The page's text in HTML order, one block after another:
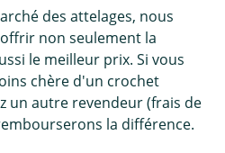
des attelages, nous
non seulement la
le meilleur prix. Si vous
chère d'un crochet
un autre revendeur (frais de
la différence.